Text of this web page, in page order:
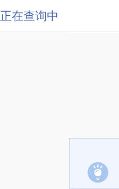
正在查询中